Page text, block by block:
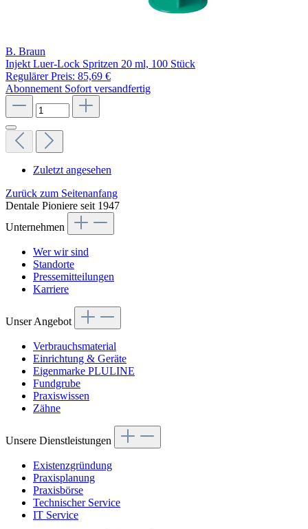
B. Braun
Injekt Luer-Lock Spritzen 20 ml, 100 Stück
Regulärer Preis: 85,69 €
Abonnement Sofort versandfertig
Zuletzt angesehen
Zurück zum Seitenanfang
Dentale Pioniere seit 1947
Unternehmen
Wer wir sind
Standorte
Pressemitteilungen
Karriere
Unser Angebot
Verbrauchsmaterial
Einrichtung & Geräte
Eigenmarke PLULINE
Fundgrube
Praxiswissen
Zähne
Unsere Dienstleistungen
Existenzgründung
Praxisplanung
Praxisbörse
Technischer Service
IT Service